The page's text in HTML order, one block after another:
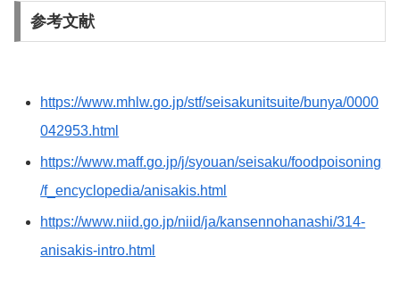
参考文献
https://www.mhlw.go.jp/stf/seisakunitsuite/bunya/0000
042953.html
https://www.maff.go.jp/j/syouan/seisaku/foodpoisoning
/f_encyclopedia/anisakis.html
https://www.niid.go.jp/niid/ja/kansennohanashi/314-
anisakis-intro.html